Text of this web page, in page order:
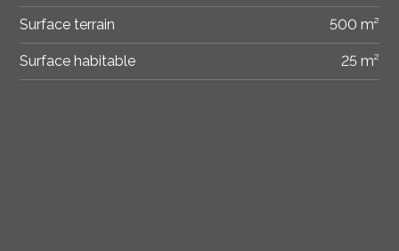
Surface terrain 500 m²
Surface habitable 25 m²